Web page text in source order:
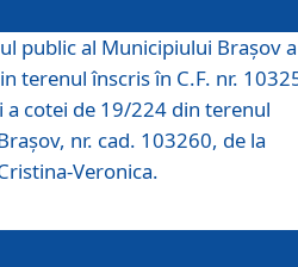
public al Municipiului Braşov a
terenul înscris în C.F. nr.
a cotei de 19/224 din terenul
nr. cad. 103260, de la
Veronica.